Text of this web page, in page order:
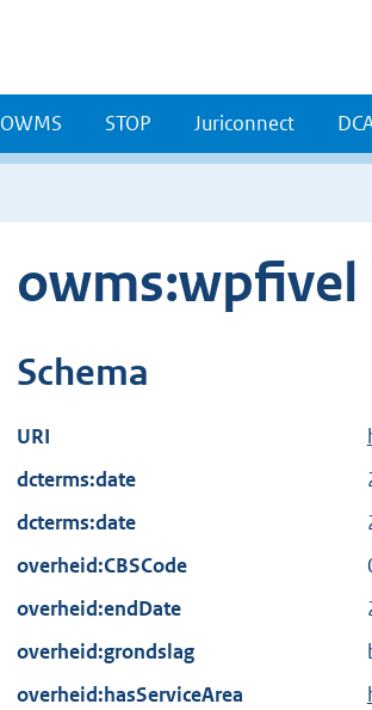
OWMS STOP Juriconnect
owms:wpfivel
Schema
URI
dcterms:date
dcterms:date
overheid:CBSCode
overheid:endDate
overheid:grondslag
overheid:hasServiceArea